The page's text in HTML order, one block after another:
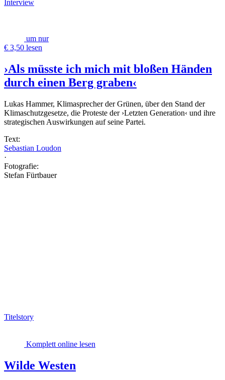
Interview
um nur
€ 3,50 lesen
›Als müsste ich mich mit bloßen Händen
durch einen Berg graben‹
Lukas Hammer, Klimasprecher der Grünen, über den Stand der
Klimaschutzgesetze, die Proteste der ›Letzten Generation‹ und ihre
strategischen Auswirkungen auf seine Partei.
Text:
Sebastian Loudon
·
Fotografie:
Stefan Fürtbauer
Titelstory
Komplett online lesen
Wilde Westen